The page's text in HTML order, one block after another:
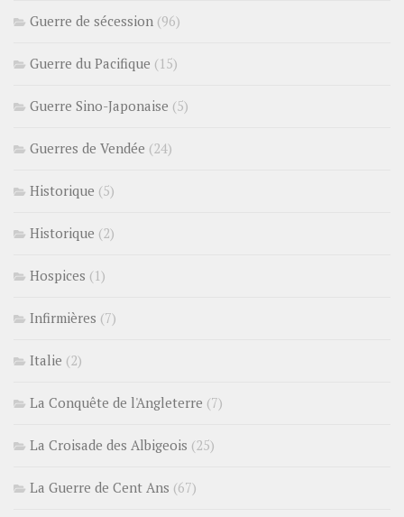
Guerre de sécession (96)
Guerre du Pacifique (15)
Guerre Sino-Japonaise (5)
Guerres de Vendée (24)
Historique (5)
Historique (2)
Hospices (1)
Infirmières (7)
Italie (2)
La Conquête de l'Angleterre (7)
La Croisade des Albigeois (25)
La Guerre de Cent Ans (67)